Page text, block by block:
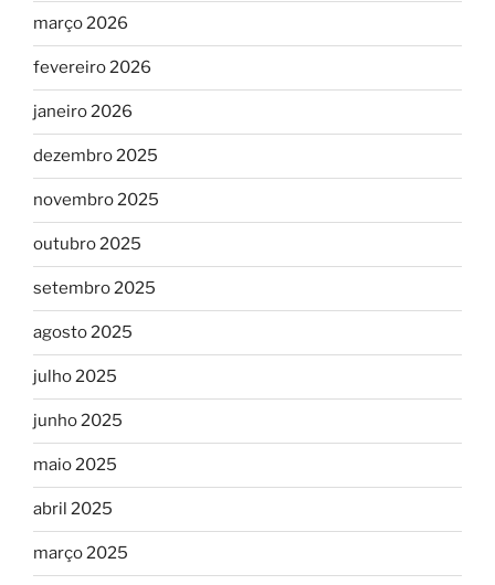
março 2026
fevereiro 2026
janeiro 2026
dezembro 2025
novembro 2025
outubro 2025
setembro 2025
agosto 2025
julho 2025
junho 2025
maio 2025
abril 2025
março 2025